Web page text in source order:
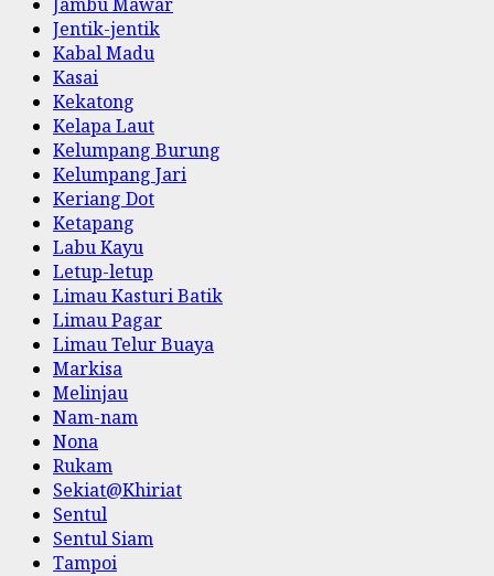
Jentik-jentik
Kabal Madu
Kasai
Kekatong
Kelapa Laut
Kelumpang Burung
Kelumpang Jari
Keriang Dot
Ketapang
Labu Kayu
Letup-letup
Limau Kasturi Batik
Limau Pagar
Limau Telur Buaya
Markisa
Melinjau
Nam-nam
Nona
Rukam
Sekiat@Khiriat
Sentul
Sentul Siam
Tampoi